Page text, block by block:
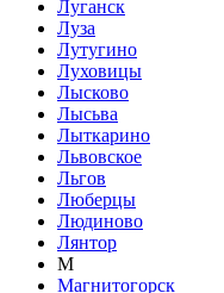
Луганск
Луза
Лутугино
Луховицы
Лысково
Лысьва
Лыткарино
Львовское
Льгов
Люберцы
Людиново
Лянтор
М
Магнитогорск